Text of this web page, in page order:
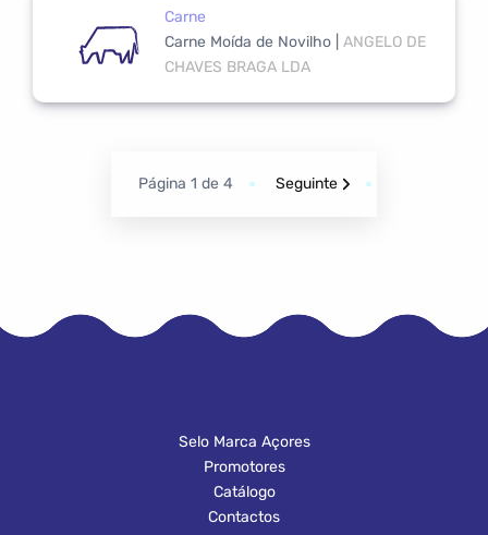
Carne
Carne Moída de Novilho
ANGELO DE
CHAVES BRAGA LDA
Página 1 de 4 Seguinte
Selo Marca Açores
Promotores
Catálogo
Contactos